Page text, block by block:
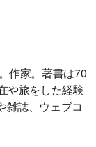
作家。著書は70
や旅をした経験
雑誌、ウェブコ